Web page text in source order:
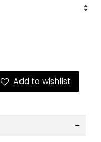
Add to wishlist